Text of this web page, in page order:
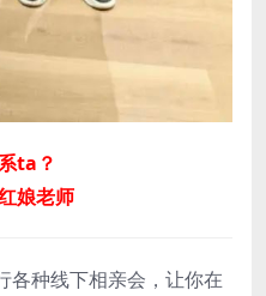
ta？
娘老师
各种线下相亲会，让你在